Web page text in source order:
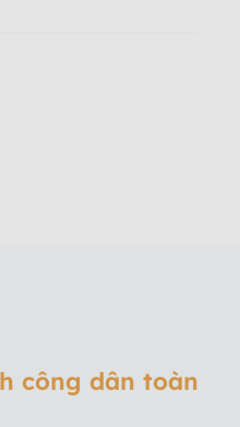
công dân toàn